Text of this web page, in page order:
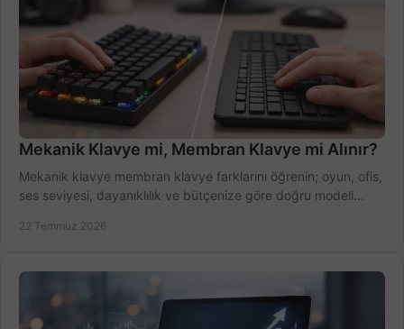
Mekanik Klavye mi, Membran Klavye mi Alınır?
Mekanik klavye membran klavye farklarını öğrenin; oyun, ofis,
ses seviyesi, dayanıklılık ve bütçenize göre doğru modeli
22 Temmuz 2026